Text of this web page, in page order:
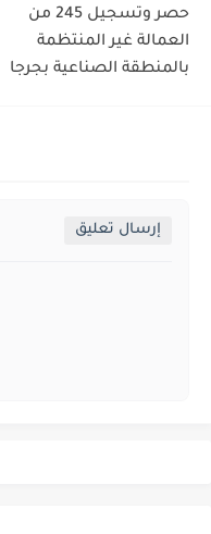
حصر وتسجيل 245 من
العمالة غير المنتظمة
بالمنطقة الصناعية بجرجا
إرسال تعليق